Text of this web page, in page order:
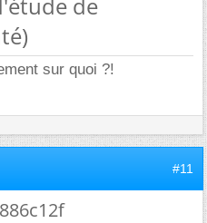
sur quoi ?!
#11